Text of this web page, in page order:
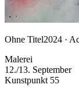
Ohne Titel2024 ·
Malerei
12./13. September
Kunstpunkt 55